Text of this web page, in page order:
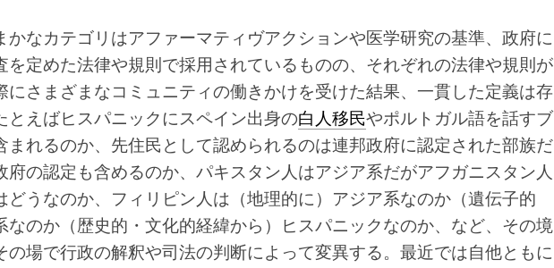
かなカテゴリはアファーマティヴアクションや医学研究の基準、政府に
を定めた法律や規則で採用されているものの、それぞれの法律や規則が
にさまざまなコミュニティの働きかけを受けた結果、一貫した定義は存
とえばヒスパニックにスペイン出身の白人移民やポルトガル語を話すブ
まれるのか、先住民として認められるのは連邦政府に認定された部族だ
府の認定も含めるのか、パキスタン人はアジア系だがアフガニスタン人
どうなのか、フィリピン人は（地理的に）アジア系なのか（遺伝子的
なのか（歴史的・文化的経緯から）ヒスパニックなのか、など、その境
の場で行政の解釈や司法の判断によって変異する。最近では自他ともに